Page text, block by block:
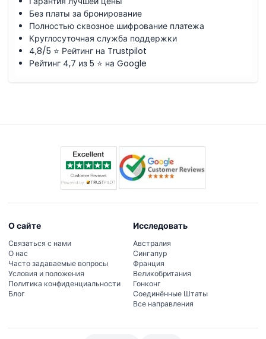
Без платы за бронирование
Полностью сквозное шифрование платежа
Круглосуточная служба поддержки
4,8/5 ⭐ Рейтинг на Trustpilot
Рейтинг 4,7 из 5 ⭐ на Google
О сайте
Связаться с нами
О нас
Часто задаваемые вопросы
Условия и положения
Политика конфиденциальности
Блог
Исследовать
Австралия
Сингапур
Франция
Великобритания
Гонконг
Соединённые Штаты
Все направления